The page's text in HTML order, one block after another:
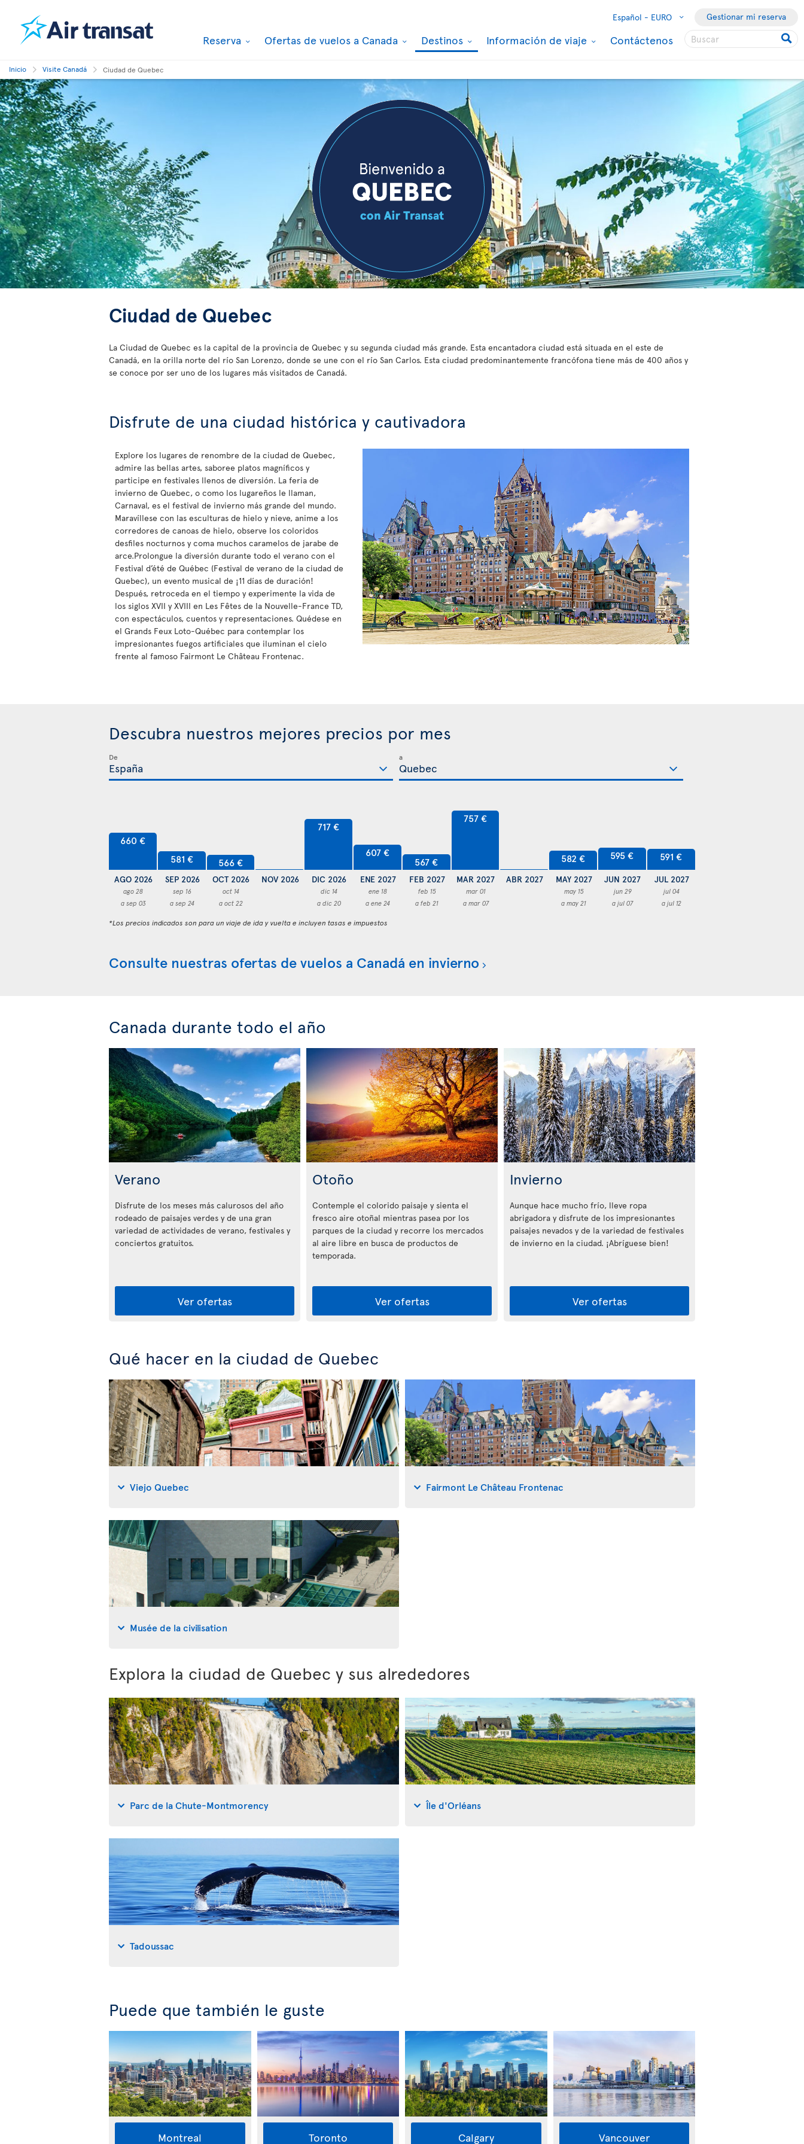
Español - EURO Gestionar mi reserva
Reserva Ofertas de vuelos a Canada Destinos Información de viaje Contáctenos
Inicio Visite Canadá Ciudad de Quebec
Ciudad de Quebec
La Ciudad de Quebec es la capital de la provincia de Quebec y su segunda ciudad más grande. Esta encantadora ciudad está situada en el este de
Canadá, en la orilla norte del río San Lorenzo, donde se une con el río San Carlos. Esta ciudad predominantemente francófona tiene más de 400 años y
se conoce por ser uno de los lugares más visitados de Canadá.
Disfrute de una ciudad histórica y cautivadora
Explore los lugares de renombre de la ciudad de Quebec,
admire las bellas artes, saboree platos magníficos y
participe en festivales llenos de diversión. La feria de
invierno de Quebec, o como los lugareños le llaman,
Carnaval, es el festival de invierno más grande del mundo.
Maravíllese con las esculturas de hielo y nieve, anime a los
corredores de canoas de hielo, observe los coloridos
desfiles nocturnos y coma muchos caramelos de jarabe de
arce.Prolongue la diversión durante todo el verano con el
Festival d’été de Québec (Festival de verano de la ciudad de
Quebec), un evento musical de ¡11 días de duración!
Después, retroceda en el tiempo y experimente la vida de
los siglos XVII y XVIII en Les Fêtes de la Nouvelle-France TD,
con espectáculos, cuentos y representaciones. Quédese en
el Grands Feux Loto-Québec para contemplar los
impresionantes fuegos artificiales que iluminan el cielo
frente al famoso Fairmont Le Château Frontenac.
Descubra nuestros mejores precios por mes
De a
660 €
AGO 2026
ago 28
a sep 03
581 €
SEP 2026
sep 16
a sep 24
566 €
OCT 2026
oct 14
a oct 22
NOV 2026
717 €
DIC 2026
dic 14
a dic 20
607 €
ENE 2027
ene 18
a ene 24
567 €
FEB 2027
feb 15
a feb 21
757 €
MAR 2027
mar 01
a mar 07
ABR 2027
582 €
MAY 2027
may 15
a may 21
595 €
JUN 2027
jun 29
a jul 07
591 €
JUL 2027
jul 04
a jul 12
*Los precios indicados son para un viaje de ida y vuelta e incluyen tasas e impuestos
Consulte nuestras ofertas de vuelos a Canadá en invierno
Canada durante todo el año
Verano
Disfrute de los meses más calurosos del año
rodeado de paisajes verdes y de una gran
variedad de actividades de verano, festivales y
conciertos gratuitos.
Ver ofertas
Otoño
Contemple el colorido paisaje y sienta el
fresco aire otoñal mientras pasea por los
parques de la ciudad y recorre los mercados
al aire libre en busca de productos de
temporada.
Ver ofertas
Invierno
Aunque hace mucho frío, lleve ropa
abrigadora y disfrute de los impresionantes
paisajes nevados y de la variedad de festivales
de invierno en la ciudad. ¡Abríguese bien!
Ver ofertas
Qué hacer en la ciudad de Quebec
Viejo Quebec Fairmont Le Château Frontenac
Musée de la civilisation
Explora la ciudad de Quebec y sus alrededores
Parc de la Chute-Montmorency Île d'Orléans
Tadoussac
Puede que también le guste
Montreal Toronto Calgary Vancouver